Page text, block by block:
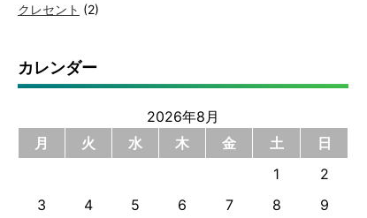
クレセント (2)
カレンダー
2026年8月
月
火 水 木 金 土
日
1
2
3
4 5 6 7 8
9